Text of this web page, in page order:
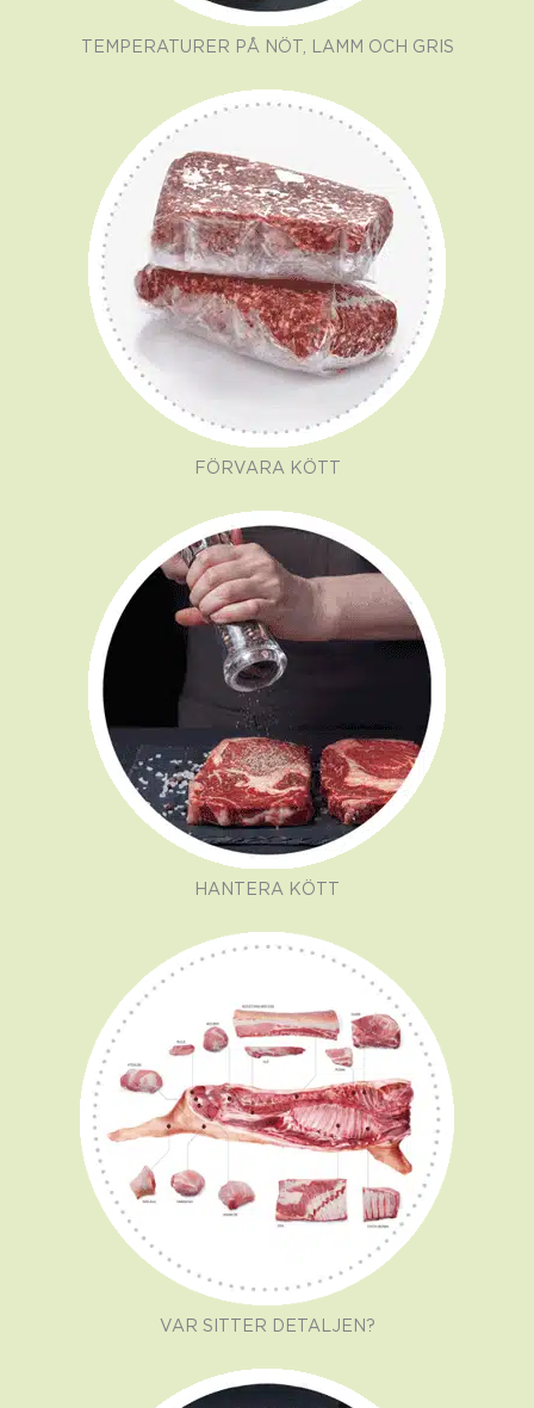
TEMPERATURER PÅ NÖT, LAMM OCH GRIS
FÖRVARA KÖTT
HANTERA KÖTT
VAR SITTER DETALJEN?